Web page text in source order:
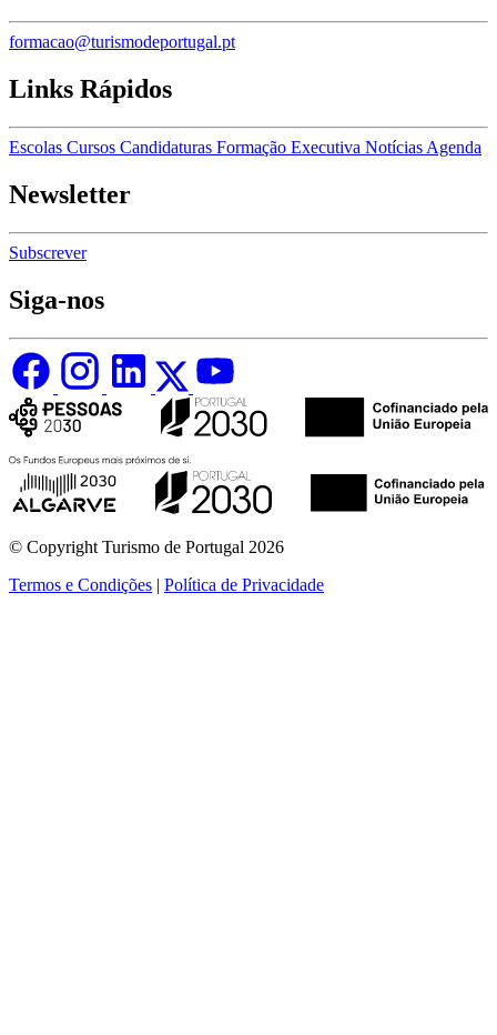
formacao@turismodeportugal.pt
Links Rápidos
Escolas Cursos Candidaturas Formação Executiva Notícias Agenda
Newsletter
Subscrever
Siga-nos
© Copyright Turismo de Portugal 2026
Termos e Condições | Política de Privacidade